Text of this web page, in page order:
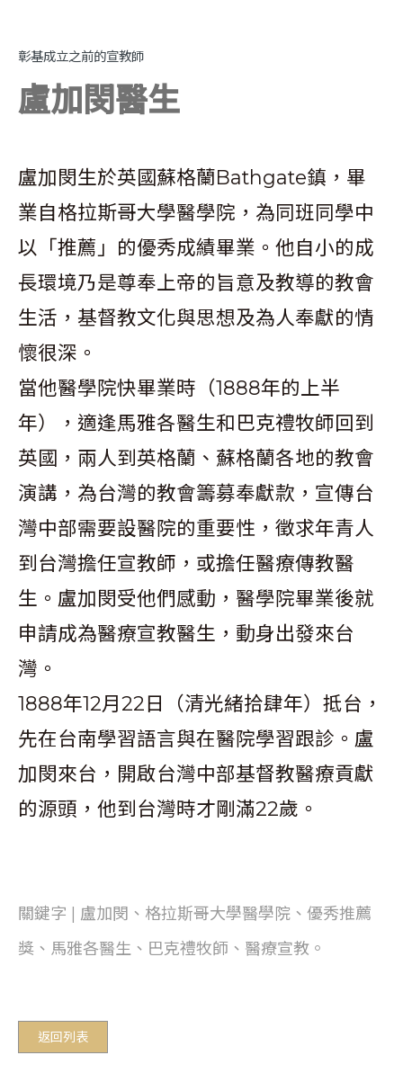
彰基成立之前的宣教師
盧加閔醫生
盧加閔生於英國蘇格蘭Bathgate鎮，畢
業自格拉斯哥大學醫學院，為同班同學中
以「推薦」的優秀成績畢業。他自小的成
長環境乃是尊奉上帝的旨意及教導的教會
生活，基督教文化與思想及為人奉獻的情
懷很深。
當他醫學院快畢業時（1888年的上半
年），適逢馬雅各醫生和巴克禮牧師回到
英國，兩人到英格蘭、蘇格蘭各地的教會
演講，為台灣的教會籌募奉獻款，宣傳台
灣中部需要設醫院的重要性，徵求年青人
到台灣擔任宣教師，或擔任醫療傳教醫
生。盧加閔受他們感動，醫學院畢業後就
申請成為醫療宣教醫生，動身出發來台
灣。
1888年12月22日（清光緒拾肆年）抵台，
先在台南學習語言與在醫院學習跟診。盧
加閔來台，開啟台灣中部基督教醫療貢獻
的源頭，他到台灣時才剛滿22歲。
關鍵字 | 盧加閔、格拉斯哥大學醫學院、優秀推薦
獎、馬雅各醫生、巴克禮牧師、醫療宣教。
返回列表